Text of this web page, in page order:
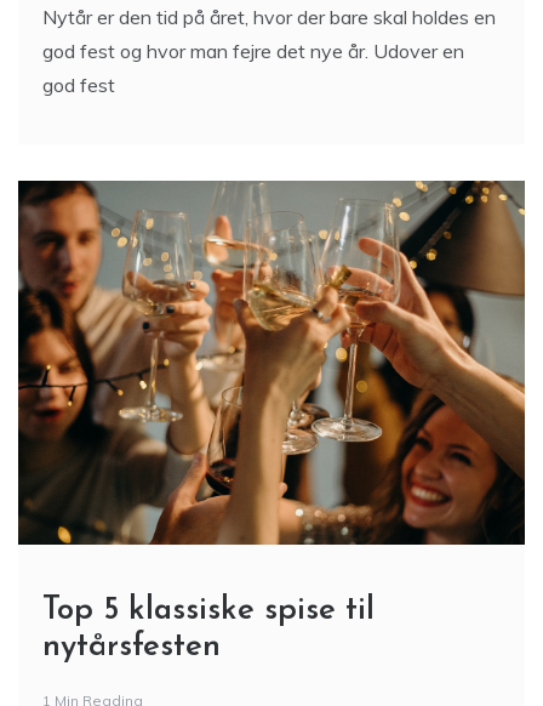
Nytår er den tid på året, hvor der bare skal holdes en
god fest og hvor man fejre det nye år. Udover en
god fest
Top 5 klassiske spise til
nytårsfesten
1 Min Reading